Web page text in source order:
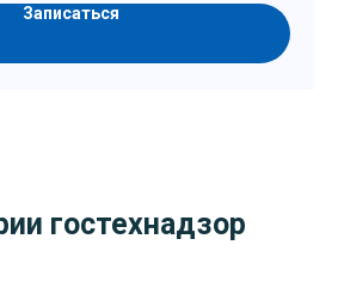
Записаться
гостехнадзор